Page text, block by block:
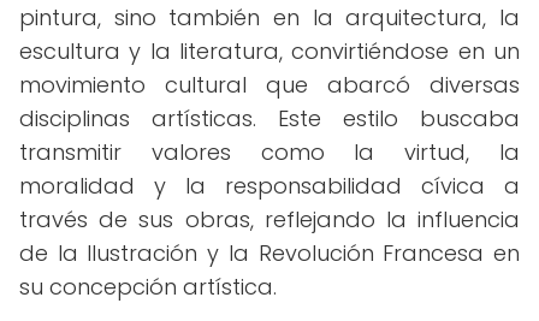
pintura, sino también en la arquitectura, la
escultura y la literatura, convirtiéndose en un
movimiento cultural que abarcó diversas
disciplinas artísticas. Este estilo buscaba
transmitir valores como la virtud, la
moralidad y la responsabilidad cívica a
través de sus obras, reflejando la influencia
de la Ilustración y la Revolución Francesa en
su concepción artística.